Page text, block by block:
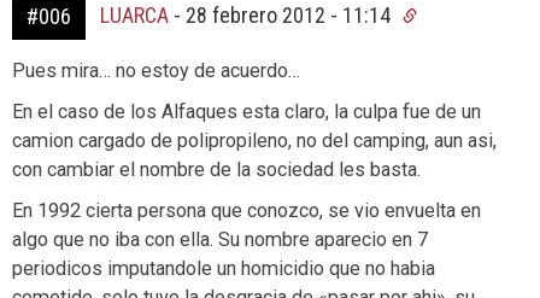
#006 LUARCA - 28 febrero 2012 - 11:14
Pues mira… no estoy de acuerdo…
En el caso de los Alfaques esta claro, la culpa fue de un
camion cargado de polipropileno, no del camping, aun asi,
con cambiar el nombre de la sociedad les basta.
En 1992 cierta persona que conozco, se vio envuelta en
algo que no iba con ella. Su nombre aparecio en 7
periodicos imputandole un homicidio que no habia